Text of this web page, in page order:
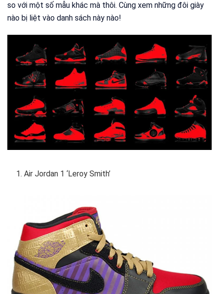
so với một số mẫu khác mà thôi. Cùng xem những đôi giày
nào bị liệt vào danh sách này nào!
Air Jordan 1 ‘Leroy Smith’